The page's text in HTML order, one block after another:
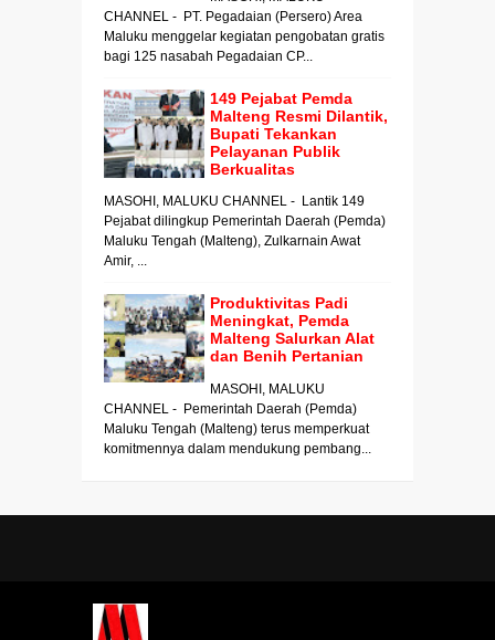
CHANNEL - PT. Pegadaian (Persero) Area
Maluku menggelar kegiatan pengobatan gratis
bagi 125 nasabah Pegadaian CP...
149 Pejabat Pemda
Malteng Resmi Dilantik,
Bupati Tekankan
Pelayanan Publik
Berkualitas
MASOHI, MALUKU CHANNEL - Lantik 149
Pejabat dilingkup Pemerintah Daerah (Pemda)
Maluku Tengah (Malteng), Zulkarnain Awat
Amir, ...
Produktivitas Padi
Meningkat, Pemda
Malteng Salurkan Alat
dan Benih Pertanian
MASOHI, MALUKU
CHANNEL - Pemerintah Daerah (Pemda)
Maluku Tengah (Malteng) terus memperkuat
komitmennya dalam mendukung pembang...